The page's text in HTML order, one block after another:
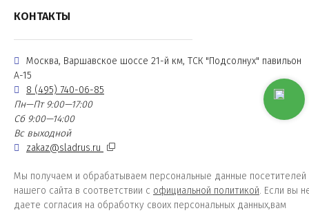
КОНТАКТЫ
Москва, Варшавское шоссе 21-й км, ТСК "Подсолнух" павильон
А-15
8 (495) 740-06-85
Пн—Пт 9:00—17:00
Сб 9:00—14:00
Вс выходной
zakaz@sladrus.ru
Мы получаем и обрабатываем персональные данные посетителей
нашего сайта в соответствии с официальной политикой. Если вы
даете согласия на обработку своих персональных данных,вам